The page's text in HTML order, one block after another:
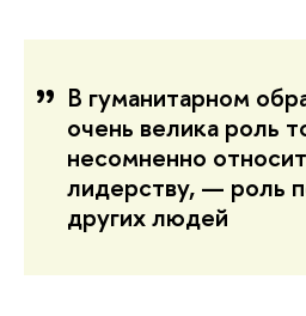
В гуманитарном
очень велика роль
несомненно
лидерству, — роль
других людей